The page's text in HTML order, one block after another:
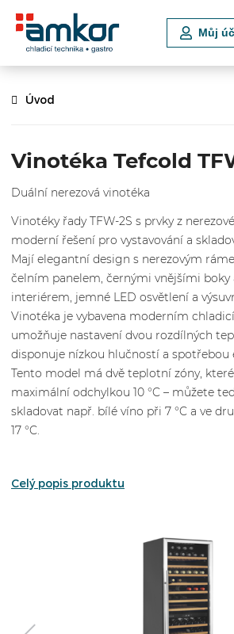
Můj
Úvod
Vinotéka Tefcold
Duální nerezová vinotéka
Vinotéky řady TFW-2S s prvky z
moderní řešení pro vystavování a
Mají elegantní design s nerezovým
čelním panelem, černými vnějšími boky
interiérem, jemné LED osvětlení a
Vinotéka je vybavena moderním
umožňuje nastavení dvou rozdílných
disponuje nízkou hlučností a spotřebou
Tento model má dvě teplotní zóny,
maximální odchylkou 10 °C – můžete
skladovat např. bílé víno při 7 °C a ve
17 °C.
Celý popis produktu